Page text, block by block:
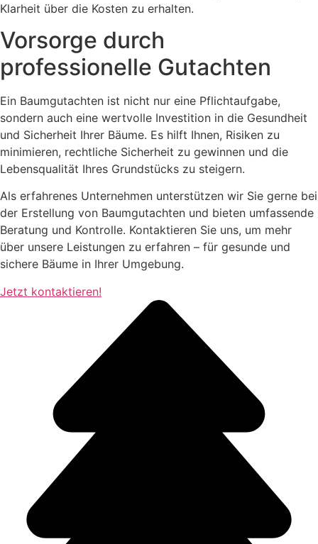
Klarheit über die Kosten zu erhalten.
Vorsorge durch
professionelle Gutachten
Ein Baumgutachten ist nicht nur eine Pflichtaufgabe,
sondern auch eine wertvolle Investition in die Gesundheit
und Sicherheit Ihrer Bäume. Es hilft Ihnen, Risiken zu
minimieren, rechtliche Sicherheit zu gewinnen und die
Lebensqualität Ihres Grundstücks zu steigern.
Als erfahrenes Unternehmen unterstützen wir Sie gerne bei
der Erstellung von Baumgutachten und bieten umfassende
Beratung und Kontrolle. Kontaktieren Sie uns, um mehr
über unsere Leistungen zu erfahren – für gesunde und
sichere Bäume in Ihrer Umgebung.
Jetzt kontaktieren!